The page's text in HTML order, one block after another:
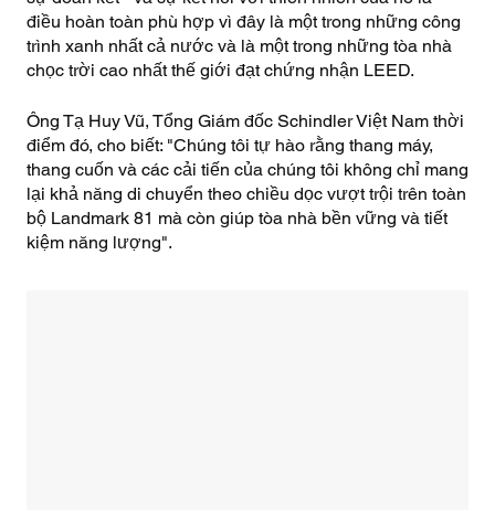
điều hoàn toàn phù hợp vì đây là một trong những công
trình xanh nhất cả nước và là một trong những tòa nhà
chọc trời cao nhất thế giới đạt chứng nhận LEED.
Ông Tạ Huy Vũ, Tổng Giám đốc Schindler Việt Nam thời
điểm đó, cho biết: "Chúng tôi tự hào rằng thang máy,
thang cuốn và các cải tiến của chúng tôi không chỉ mang
lại khả năng di chuyển theo chiều dọc vượt trội trên toàn
bộ Landmark 81 mà còn giúp tòa nhà bền vững và tiết
kiệm năng lượng".